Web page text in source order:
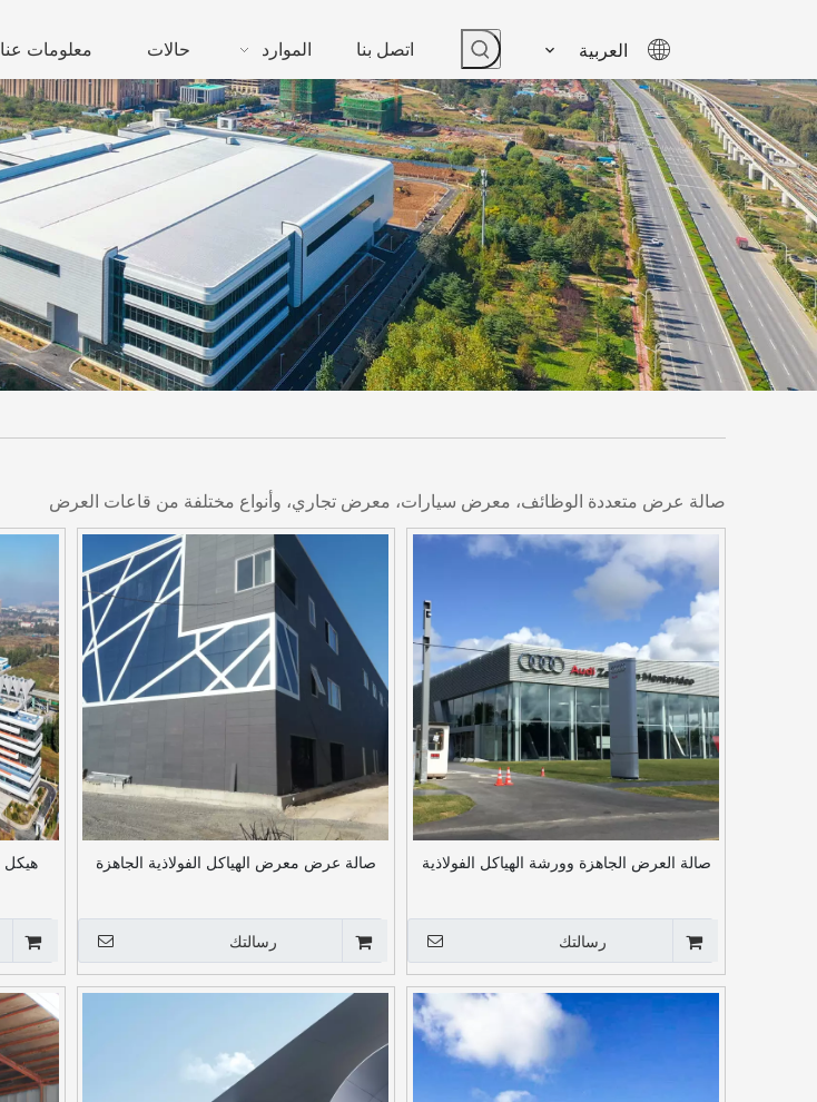
اتصل بنا الموارد حالات معلومات عنا العربية
صالة عرض متعددة الوظائف، معرض سيارات، معرض تجاري، وأنواع مختلفة من قاعات العرض
صالة العرض الجاهزة وورشة الهياكل الفولاذية
رسالتك
صالة عرض معرض الهياكل الفولاذية الجاهزة
رسالتك